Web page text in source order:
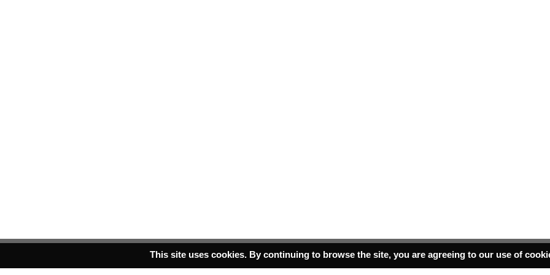
This site uses cookies. By continuing to browse the site, you are agreeing to our use of